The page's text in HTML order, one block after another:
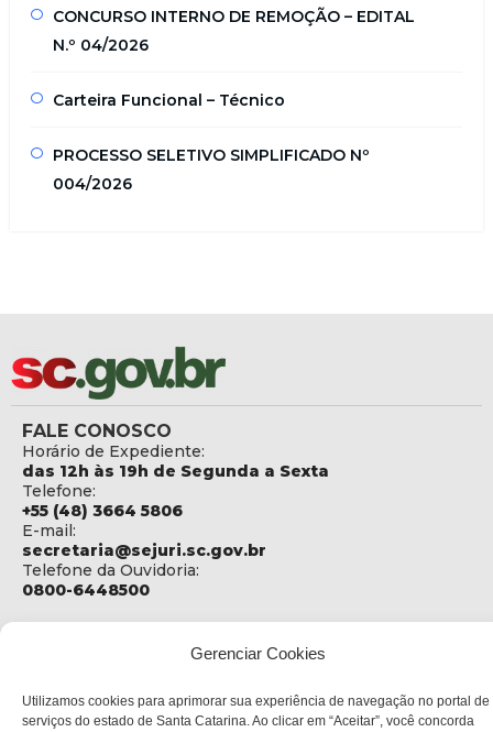
Gerenciar Cookies
Utilizamos cookies para aprimorar sua experiência de navegação no portal de
serviços do estado de Santa Catarina. Ao clicar em “Aceitar”, você concorda
CONCURSO INTERNO DE REMOÇÃO – EDITAL
N.º 04/2026
Carteira Funcional – Técnico
PROCESSO SELETIVO SIMPLIFICADO Nº
004/2026
FALE CONOSCO
Horário de Expediente:
das 12h às 19h de Segunda a Sexta
Telefone:
+55 (48) 3664 5806
E-mail:
secretaria@sejuri.sc.gov.br
Telefone da Ouvidoria:
0800-6448500
SEJURI - Secretaria de Estado de Justiça e Reintegração
Rua Fúlvio Aducci, 1214 - Loja 06